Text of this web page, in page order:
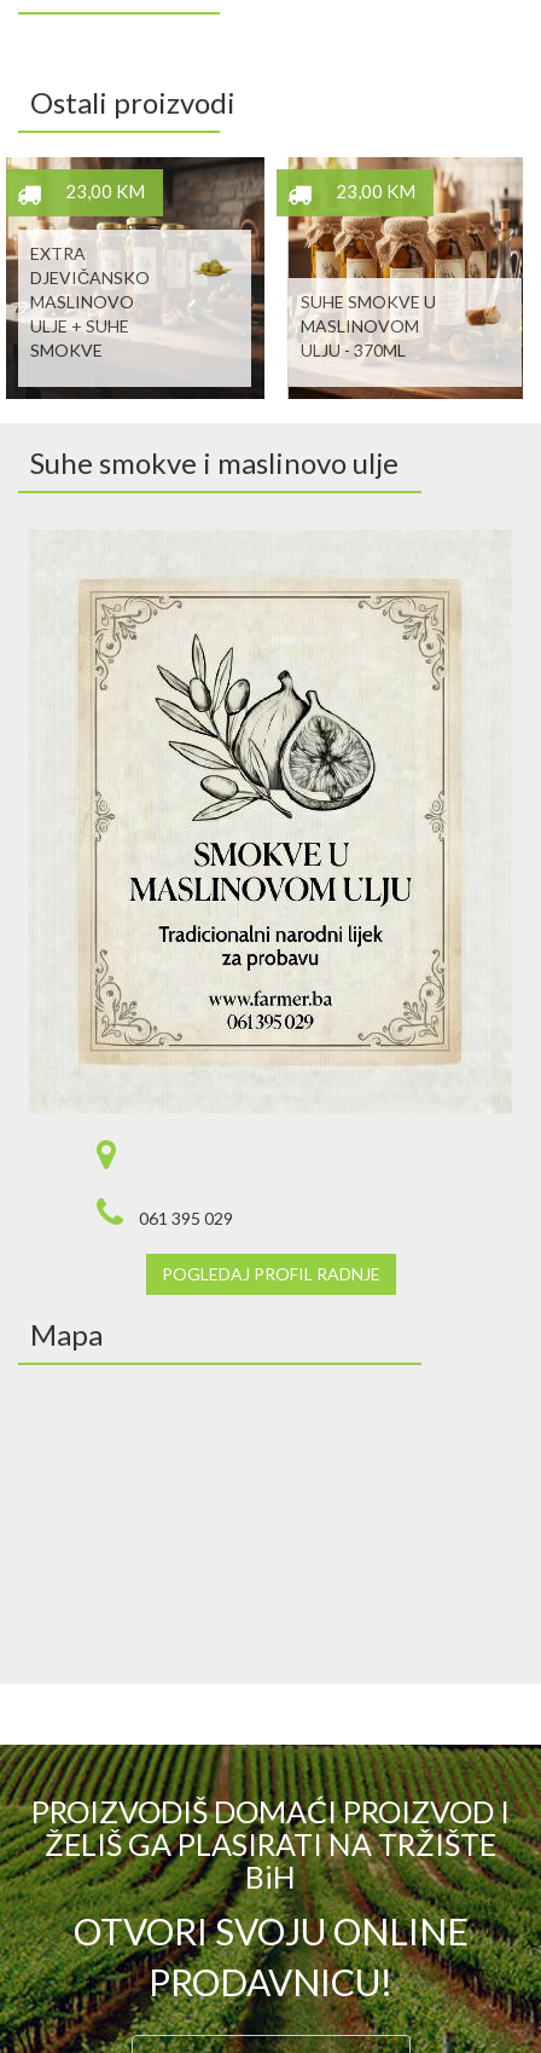
Ostali proizvodi
23,00 KM
EXTRA
DJEVIČANSKO
MASLINOVO
ULJE + SUHE
SMOKVE
23,00 KM
SUHE SMOKVE U
MASLINOVOM
ULJU - 370ML
Suhe smokve i maslinovo ulje
061 395 029
POGLEDAJ PROFIL RADNJE
Mapa
PROIZVODIŠ DOMAĆI PROIZVOD I
ŽELIŠ GA PLASIRATI NA TRŽIŠTE
BiH
OTVORI SVOJU ONLINE
PRODAVNICU!